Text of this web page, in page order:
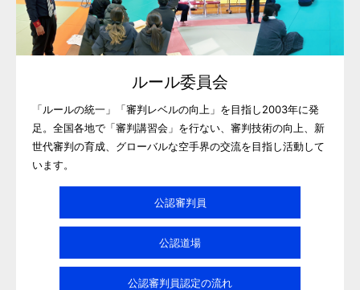
ルール委員会
「ルールの統一」「審判レベルの向上」を目指し2003年に発
足。全国各地で「審判講習会」を行ない、審判技術の向上、新
世代審判の育成、グローバルな空手界の交流を目指し活動して
います。
公認審判員
公認道場
公認審判員認定の流れ